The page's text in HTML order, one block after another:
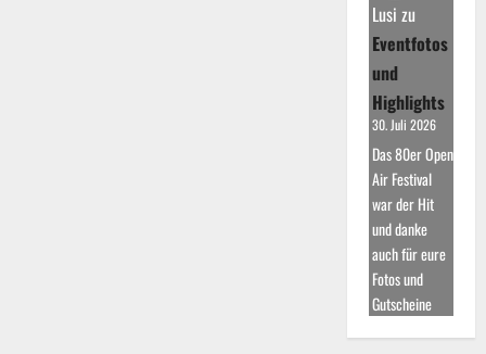
Lusi zu
Eventfotos
und
Highlights
30. Juli 2026
Das 80er Open
Air Festival
war der Hit
und danke
auch für eure
Fotos und
Gutscheine